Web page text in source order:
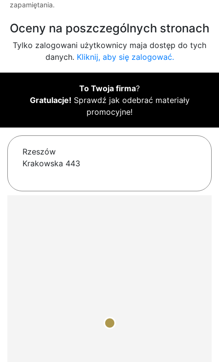
zapamiętania.
Oceny na poszczególnych stronach
Tylko zalogowani użytkownicy maja dostęp do tych
danych. Kliknij, aby się zalogować.
To Twoja firma?
Gratulacje! Sprawdź jak odebrać materiały
promocyjne!
Rzeszów
Krakowska 443